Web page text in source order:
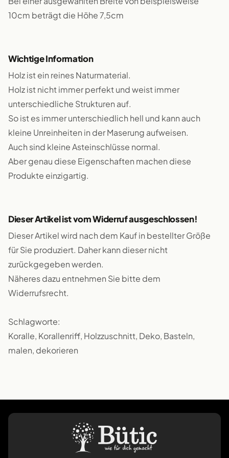
10cm beträgt die Höhe 7,5cm
Wichtige Information
Holz ist ein reines Naturmaterial.
Holz ist nicht immer perfekt und weist immer
unterschiedliche Strukturen auf.
So ist es immer unterschiedlich hell und kann auch
kleine Unreinheiten in der Maserung aufweisen.
Auch sind kleine Asteinschlüsse normal.
Aber genau diese Eigenschaften machen diese
Produkte einzigartig.
Dieser Artikel ist vom Widerruf ausgeschlossen!
Dieser Artikel wird nach dem Kauf in bestellter Größe
für Sie produziert. Daher kann dieser nicht
zurückgegeben werden.
Näheres dazu entnehmen Sie bitte dem
Widerrufsrecht.
Schlagworte:
Koralle, Korallenriff, Holzzuschnitt, Deko, Basteln,
malen, dekorieren